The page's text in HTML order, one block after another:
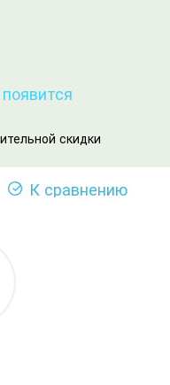
скидки
К сравнению